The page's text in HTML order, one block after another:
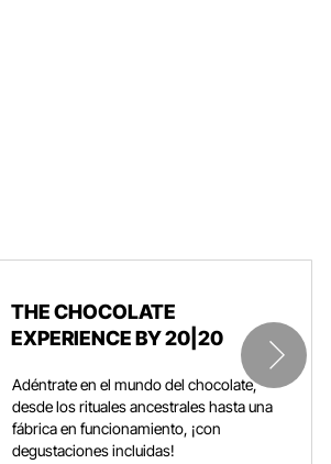
THE CHOCOLATE
EXPERIENCE BY 20|20
Adéntrate en el mundo del chocolate,
desde los rituales ancestrales hasta una
fábrica en funcionamiento, ¡con
degustaciones incluidas!